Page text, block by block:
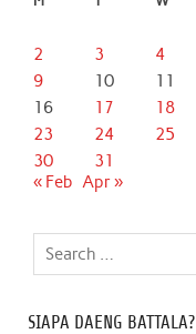
2
3 4
9
10 11
16
17 18
23
24 25
30
31
« Feb Apr »
SIAPA DAENG BATTALA?